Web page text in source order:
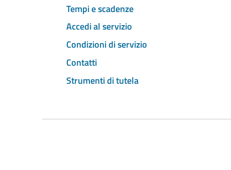
Tempi e scadenze
Accedi al servizio
Condizioni di servizio
Contatti
Strumenti di tutela